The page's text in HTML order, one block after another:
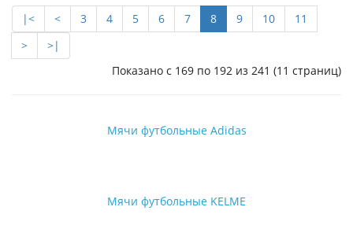
|< < 3 4 5 6 7 8 9 10
11
>
>|
Показано с 169 по 192 из 241 (11 страниц)
Мячи футбольные Adidas
Мячи футбольные KELME